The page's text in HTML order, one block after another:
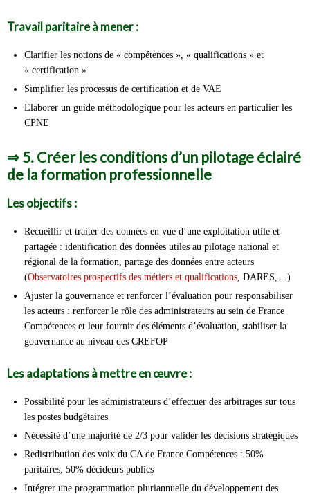
Travail paritaire à mener :
Clarifier les notions de « compétences », « qualifications » et
« certification »
Simplifier les processus de certification et de VAE
Elaborer un guide méthodologique pour les acteurs en particulier les
CPNE
⇒ 5. Créer les conditions d’un pilotage éclairé
de la formation professionnelle
Les objectifs :
Recueillir et traiter des données en vue d’une exploitation utile et
partagée : identification des données utiles au pilotage national et
régional de la formation, partage des données entre acteurs
(Observatoires prospectifs des métiers et qualifications , DARES,…)
Ajuster la gouvernance et renforcer l’évaluation pour responsabiliser
les acteurs : renforcer le rôle des administrateurs au sein de France
Compétences et leur fournir des éléments d’évaluation, stabiliser la
gouvernance au niveau des CREFOP
Les adaptations à mettre en œuvre :
Possibilité pour les administrateurs d’effectuer des arbitrages sur tous
les postes budgétaires
Nécessité d’une majorité de 2/3 pour valider les décisions stratégiques
Redistribution des voix du CA de France Compétences : 50%
paritaires, 50% décideurs publics
Intégrer une programmation pluriannuelle du développement des